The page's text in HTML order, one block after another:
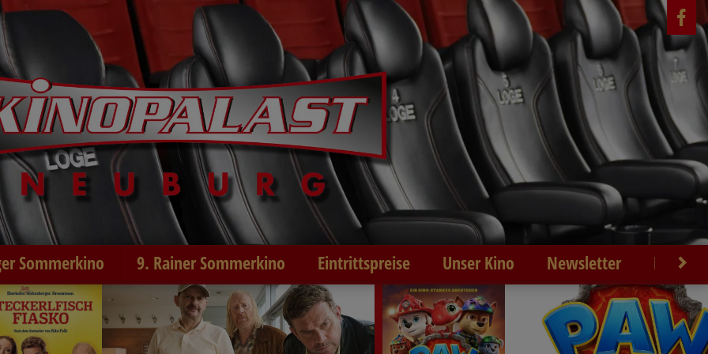
Sommerkino 9. Rainer Sommerkino Eintrittspreise Unser Kino Newsletter Kontakt